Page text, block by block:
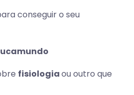
conseguir o seu
fisiologiaou outro que